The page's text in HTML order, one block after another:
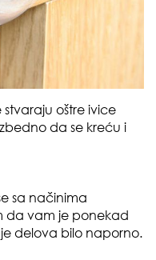
oštre ivice
da se kreću i
sa načinima
da vam je ponekad
delova bilo naporno.